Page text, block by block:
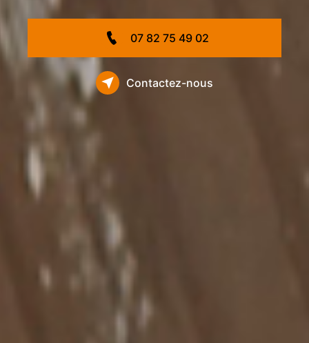
07 82 75 49 02
Contactez-nous